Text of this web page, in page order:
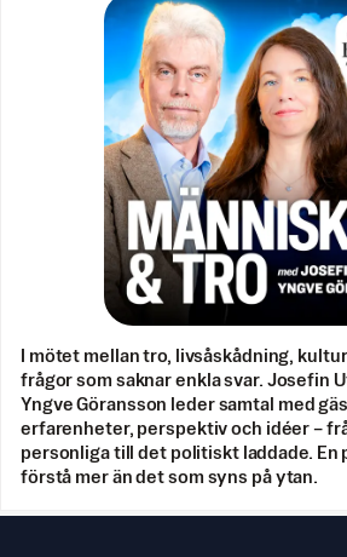
I mötet mellan tro, livsåskådning,
frågor som saknar enkla svar. Josefin
Yngve Göransson leder samtal med
erfarenheter, perspektiv och idéer –
personliga till det politiskt laddade. En
förstå mer än det som syns på ytan.